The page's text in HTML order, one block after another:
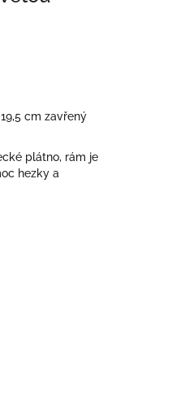
cm zavřený
plátno, rám je
hezky a